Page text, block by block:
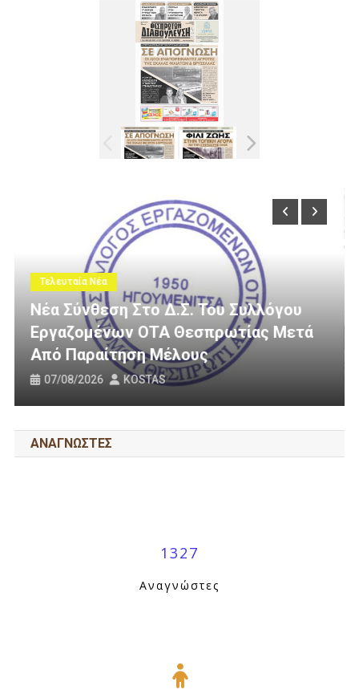
Μετά
Τελευταία Νέα
3 Εκατομμύρια Ευρώ Για Αγροτική
Οδοποιία Στον Δήμο
31/07/2026 KOSTAS
ΑΝΑΓΝΩΣΤΕΣ
1327
Αναγνώστες